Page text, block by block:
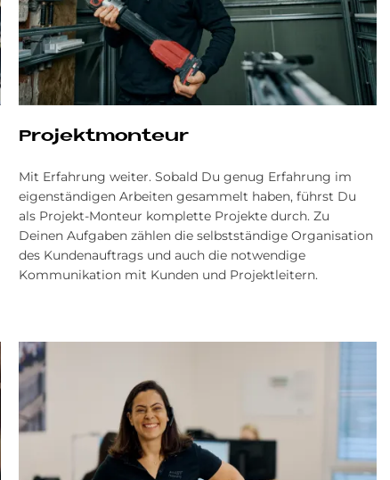
Pro­jekt­mon­teur
Mit Erfahrung weiter. Sobald Du genug Erfahrung im
eigenständigen Arbeiten gesammelt haben, führst Du
als Projekt-Monteur komplette Projekte durch. Zu
Deinen Aufgaben zählen die selbstständige Organisation
des Kundenauftrags und auch die notwendige
Kommunikation mit Kunden und Projektleitern.